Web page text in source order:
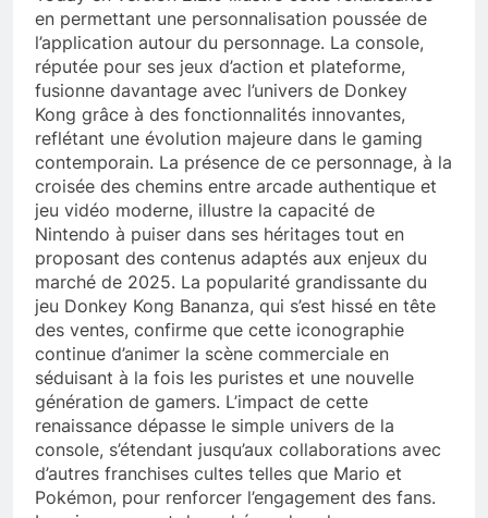
en permettant une personnalisation poussée de
l’application autour du personnage. La console,
réputée pour ses jeux d’action et plateforme,
fusionne davantage avec l’univers de Donkey
Kong grâce à des fonctionnalités innovantes,
reflétant une évolution majeure dans le gaming
contemporain. La présence de ce personnage, à la
croisée des chemins entre arcade authentique et
jeu vidéo moderne, illustre la capacité de
Nintendo à puiser dans ses héritages tout en
proposant des contenus adaptés aux enjeux du
marché de 2025. La popularité grandissante du
jeu Donkey Kong Bananza, qui s’est hissé en tête
des ventes, confirme que cette iconographie
continue d’animer la scène commerciale en
séduisant à la fois les puristes et une nouvelle
génération de gamers. L’impact de cette
renaissance dépasse le simple univers de la
console, s’étendant jusqu’aux collaborations avec
d’autres franchises cultes telles que Mario et
Pokémon, pour renforcer l’engagement des fans.